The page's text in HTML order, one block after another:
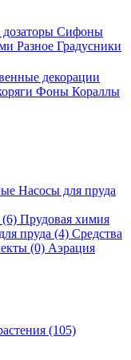
Сифоны
Разное Градусники
декорации
Фоны Кораллы
Насосы для пруда
(6) Прудовая химия
пруда (4) Средства
(0) Аэрация
(105)